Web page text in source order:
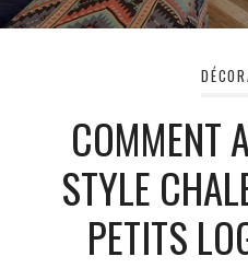
COMMENT
STYLE
PETITS